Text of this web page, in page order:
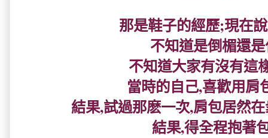
那是鞋子的經歷;現在
不知道是倒楣還
不知道大家有沒有這
當時的自己,喜歡用肩
結果,試過那麽一次,肩包居然
結果,得全程抱著